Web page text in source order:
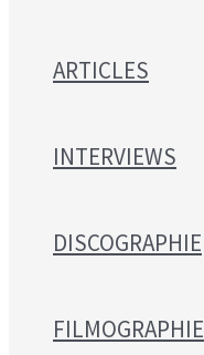
ARTICLES
INTERVIEWS
DISCOGRAPHIE
FILMOGRAPHIE